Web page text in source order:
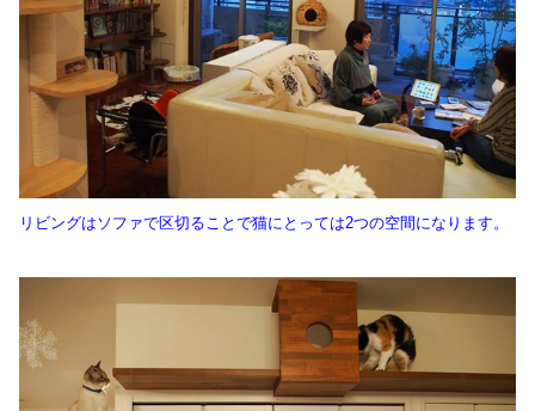
リビングはソファで区切ることで猫にとっては2つの空間になります。